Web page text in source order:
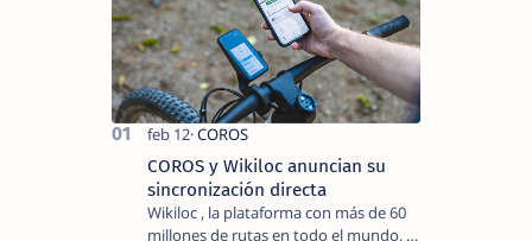
COROS y Wikiloc anuncian su
sincronización directa
Wikiloc , la plataforma con más de 60
millones de rutas en todo el mundo, y